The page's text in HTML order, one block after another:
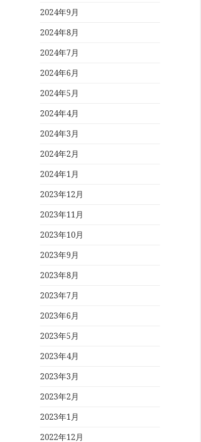
2024年9月
2024年8月
2024年7月
2024年6月
2024年5月
2024年4月
2024年3月
2024年2月
2024年1月
2023年12月
2023年11月
2023年10月
2023年9月
2023年8月
2023年7月
2023年6月
2023年5月
2023年4月
2023年3月
2023年2月
2023年1月
2022年12月